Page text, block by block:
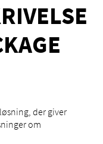
løsning, der giver
om